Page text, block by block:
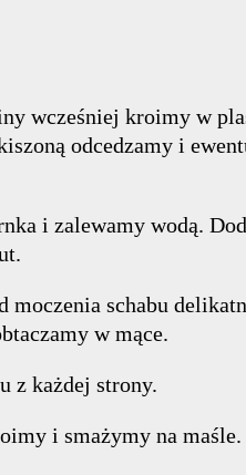
wcześniej kroimy w
odcedzamy i
i zalewamy wodą.
moczenia schabu
w mące.
z każdej strony.
i smażymy na maśle.